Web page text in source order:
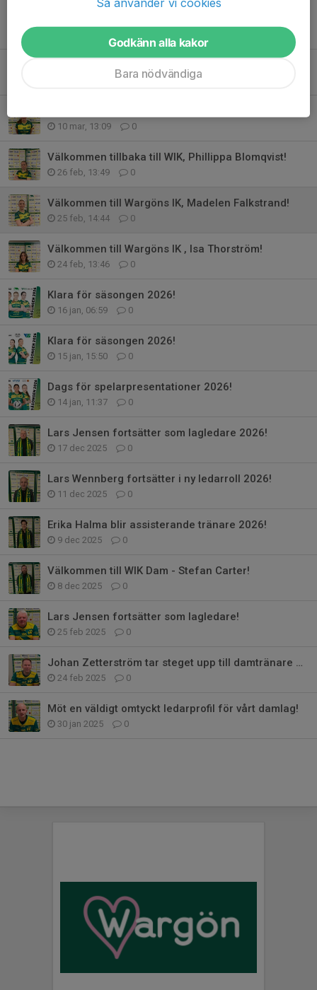
Tidigare nyheter
0
10 mar, 13:09 0
Välkommen tillbaka till WIK, Phillippa Blomqvist!
26 feb, 13:49 0
Välkommen till Wargöns IK, Madelen Falkstrand!
25 feb, 14:44 0
Välkommen till Wargöns IK , Isa Thorström!
24 feb, 13:46 0
Klara för säsongen 2026!
16 jan, 06:59 0
Klara för säsongen 2026!
15 jan, 15:50 0
Dags för spelarpresentationer 2026!
14 jan, 11:37 0
Lars Jensen fortsätter som lagledare 2026!
17 dec 2025 0
Lars Wennberg fortsätter i ny ledarroll 2026!
11 dec 2025 0
Erika Halma blir assisterande tränare 2026!
9 dec 2025 0
Välkommen till WIK Dam - Stefan Carter!
8 dec 2025 0
Lars Jensen fortsätter som lagledare!
25 feb 2025 0
Johan Zetterström tar steget upp till damtränare 2025!
24 feb 2025 0
Möt en väldigt omtyckt ledarprofil för vårt damlag!
30 jan 2025 0
Godkänn alla kakor
Bara nödvändiga